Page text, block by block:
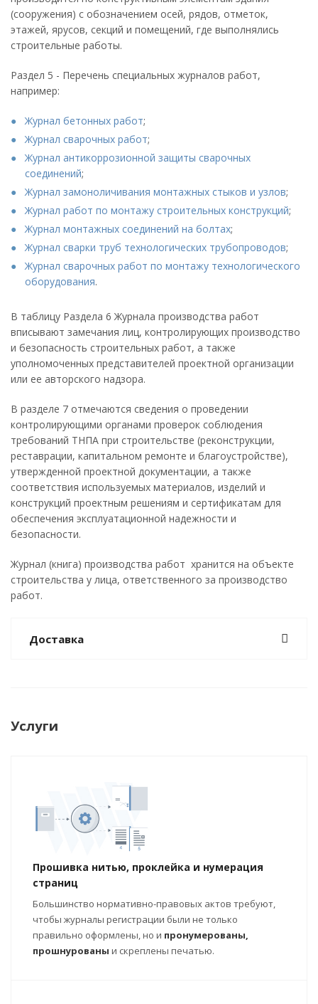
(сооружения) с обозначением осей, рядов, отметок,
этажей, ярусов, секций и помещений, где выполнялись
строительные работы.
Раздел 5 - Перечень специальных журналов работ,
например:
Журнал бетонных работ;
Журнал сварочных работ;
Журнал антикоррозионной защиты сварочных
соединений;
Журнал замоноличивания монтажных стыков и узлов;
Журнал работ по монтажу строительных конструкций;
Журнал монтажных соединений на болтах;
Журнал сварки труб технологических трубопроводов;
Журнал сварочных работ по монтажу технологического
оборудования.
В таблицу Раздела 6 Журнала производства работ
вписывают замечания лиц, контролирующих производство
и безопасность строительных работ, а также
уполномоченных представителей проектной организации
или ее авторского надзора.
В разделе 7 отмечаются сведения о проведении
контролирующими органами проверок соблюдения
требований ТНПА при строительстве (реконструкции,
реставрации, капитальном ремонте и благоустройстве),
утвержденной проектной документации, а также
соответствия используемых материалов, изделий и
конструкций проектным решениям и сертификатам для
обеспечения эксплуатационной надежности и
безопасности.
Журнал (книга) производства работ хранится на объекте
строительства у лица, ответственного за производство
работ.
Доставка
Услуги
Прошивка нитью, проклейка и нумерация
страниц
Большинство нормативно-правовых актов требуют,
чтобы журналы регистрации были не только
правильно оформлены, но и пронумерованы,
прошнурованы и скреплены печатью.